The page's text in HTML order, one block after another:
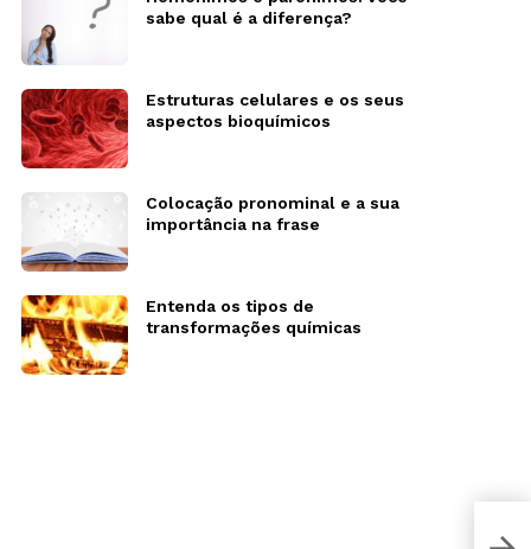
O
sabe qual é a diferença?
Estruturas celulares e os seus
aspectos bioquímicos
Colocação pronominal e a sua
importância na frase
Entenda os tipos de
transformações químicas